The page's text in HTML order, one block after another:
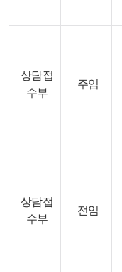
상담접
수부
주임
상담접
수부
전임